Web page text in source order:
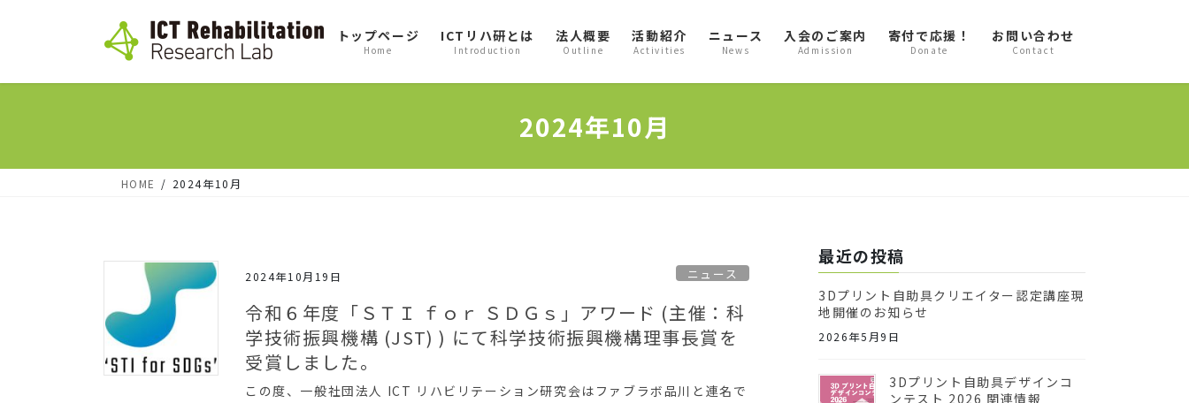
トップページ
Home
ICTリハ研とは
Introduction
法人概要
Outline
活動紹介
Activities
ニュース
News
入会のご案内
Admission
寄付で応援！
Donate
お問い合わせ
Contact
2024年10月
HOME 2024年10月
2024年10月19日 ニュース
令和６年度「ＳＴＩ ｆｏｒ ＳＤＧｓ」アワード (主催：科
学技術振興機構 (JST) ) にて科学技術振興機構理事長賞を
受賞しました。
この度、一般社団法人 ICT リハビリテーション研究会はファブラボ品川と連名で
最近の投稿
3Dプリント自助具クリエイター認定講座現
地開催のお知らせ
2026年5月9日
3Dプリント自助具デザインコ
ンテスト 2026 関連情報